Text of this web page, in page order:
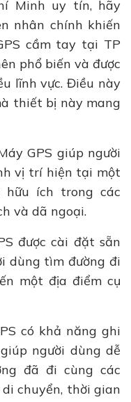
Minh uy tín, hãy
nhân chính khiến
cầm tay tại TP
phổ biến và được
lĩnh vực. Điều này
thiết bị này mang
GPS giúp người
vị trí hiện tại một
hữu ích trong các
và dã ngoại.
được cài đặt sẵn
dùng tìm đường đi
một địa điểm cụ
có khả năng ghi
người dùng dễ
đã đi cùng các
chuyển, thời gian